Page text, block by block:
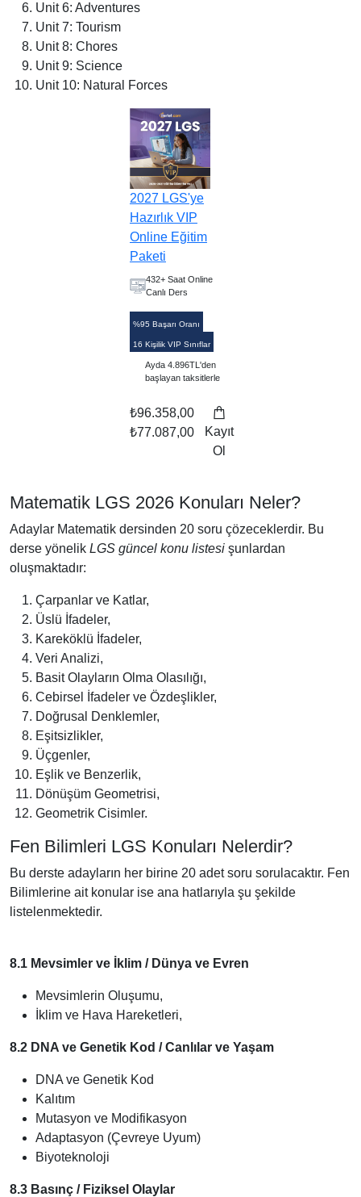
Unit 6: Adventures
Unit 7: Tourism
Unit 8: Chores
Unit 9: Science
Unit 10: Natural Forces
2027 LGS'ye
Hazırlık VIP
Online Eğitim
Paketi
432+ Saat Online
Canlı Ders
%95 Başarı Oranı
16 Kişilik VIP Sınıflar
Ayda 4.896TL'den
başlayan taksitlerle
₺96.358,00
₺77.087,00
Kayıt
Ol
Matematik LGS 2026 Konuları Neler?
Adaylar Matematik dersinden 20 soru çözeceklerdir. Bu
derse yönelik LGS güncel konu listesi şunlardan
oluşmaktadır:
Çarpanlar ve Katlar,
Üslü İfadeler,
Kareköklü İfadeler,
Veri Analizi,
Basit Olayların Olma Olasılığı,
Cebirsel İfadeler ve Özdeşlikler,
Doğrusal Denklemler,
Eşitsizlikler,
Üçgenler,
Eşlik ve Benzerlik,
Dönüşüm Geometrisi,
Geometrik Cisimler.
Fen Bilimleri LGS Konuları Nelerdir?
Bu derste adayların her birine 20 adet soru sorulacaktır. Fen
Bilimlerine ait konular ise ana hatlarıyla şu şekilde
listelenmektedir.
8.1 Mevsimler ve İklim / Dünya ve Evren
Mevsimlerin Oluşumu,
İklim ve Hava Hareketleri,
8.2 DNA ve Genetik Kod / Canlılar ve Yaşam
DNA ve Genetik Kod
Kalıtım
Mutasyon ve Modifikasyon
Adaptasyon (Çevreye Uyum)
Biyoteknoloji
8.3 Basınç / Fiziksel Olaylar